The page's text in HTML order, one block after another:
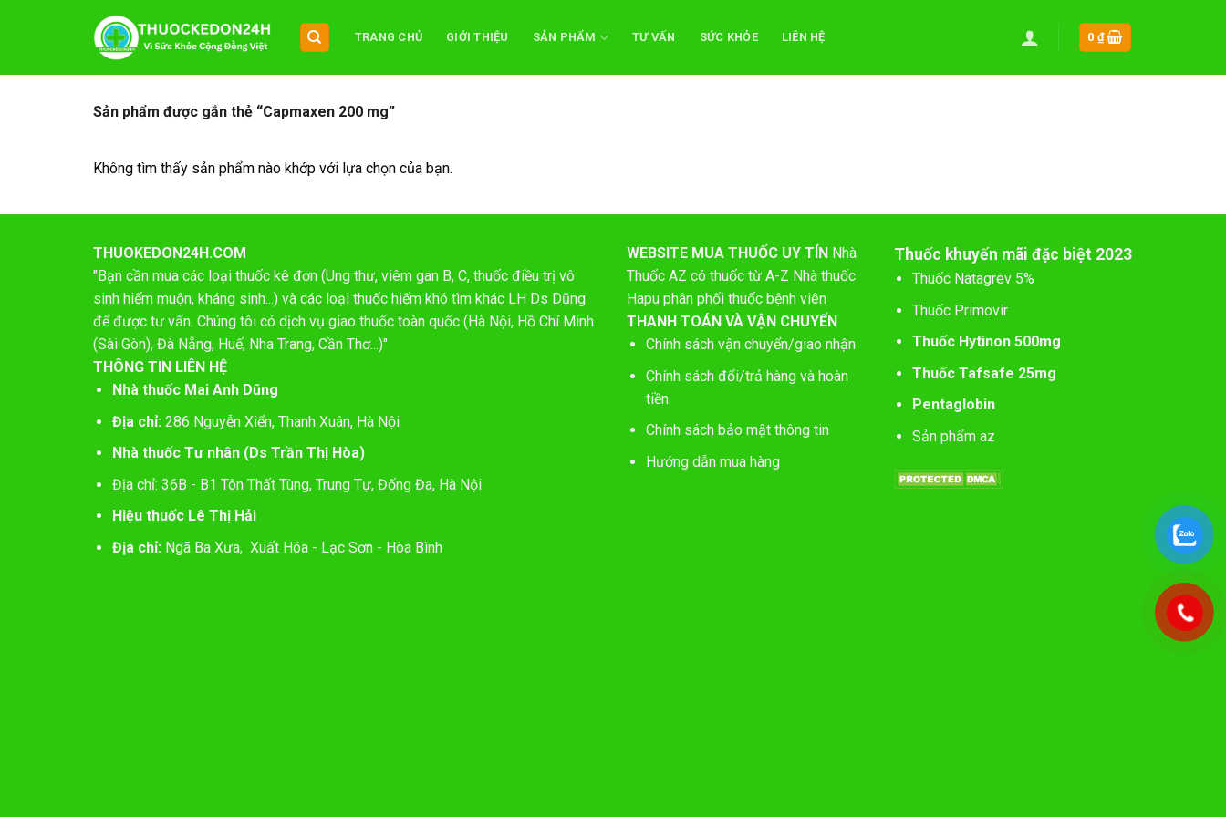
dung
TRANG CHỦ GIỚI THIỆU SẢN PHẨM TƯ VẤN SỨC KHỎE LIÊN HỆ 0 ₫
Sản phẩm được gắn thẻ “Capmaxen 200 mg”
Không tìm thấy sản phẩm nào khớp với lựa chọn của bạn.
THUOKEDON24H.COM
"Bạn cần mua các loại thuốc kê đơn (Ung thư, viêm gan B, C, thuốc điều trị vô
sinh hiếm muộn, kháng sinh...) và các loại thuốc hiếm khó tìm khác LH Ds Dũng
để được tư vấn. Chúng tôi có dịch vụ giao thuốc toàn quốc (Hà Nội, Hồ Chí Minh
(Sài Gòn), Đà Nẵng, Huế, Nha Trang, Cần Thơ...)"
THÔNG TIN LIÊN HỆ
Nhà thuốc Mai Anh Dũng
Địa chỉ:286 Nguyễn Xiển, Thanh Xuân, Hà Nội
Nhà thuốc Tư nhân (Ds Trần Thị Hòa)
Địa chỉ: 36B - B1 Tôn Thất Tùng, Trung Tự, Đống Đa, Hà Nội
Hiệu thuốc Lê Thị Hải
Địa chỉ: Ngã Ba Xưa, Xuất Hóa - Lạc Sơn - Hòa Bình
WEBSITE MUA THUỐC UY TÍN Nhà
Thuốc AZ có thuốc từ A-Z Nhà thuốc
Hapu phân phối thuốc bệnh viên
THANH TOÁN VÀ VẬN CHUYỂN
Chính sách vận chuyển/giao nhận
Chính sách đổi/trả hàng và hoàn
tiền
Chính sách bảo mật thông tin
Hướng dẫn mua hàng
Thuốc khuyến mãi đặc biệt 2023
Thuốc Natagrev 5%
Thuốc Primovir
Thuốc Hytinon 500mg
Thuốc Tafsafe 25mg
Pentaglobin
Sản phẩm az